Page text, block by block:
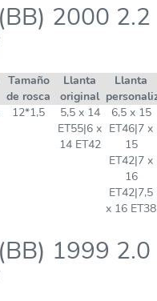
2000 2.2
Tamaño
de rosca
Llanta
original
Llanta
12*1,5
5,5 x 14
ET55|6 x
14 ET42
6,5 x 15
ET46|7 x
15
ET42|7 x
16
ET42|7,5
x 16 ET38
1999 2.0